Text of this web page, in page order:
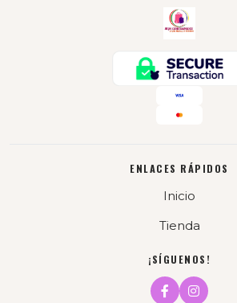
ENLACES RÁPIDOS
Inicio
Tienda
¡SÍGUENOS!